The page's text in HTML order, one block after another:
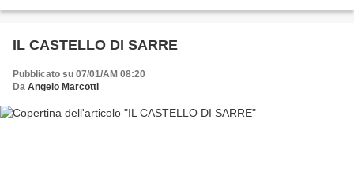
IL CASTELLO DI SARRE
Pubblicato su 07/01/AM 08:20
Da Angelo Marcotti